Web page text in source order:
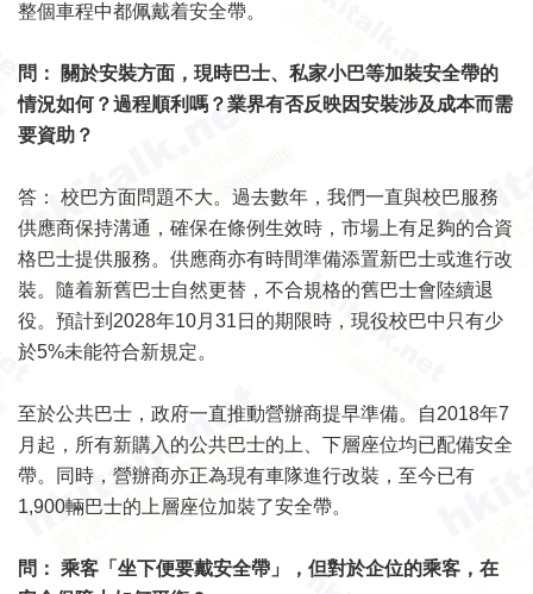
整個車程中都佩戴着安全帶。
問： 關於安裝方面，現時巴士、私家小巴等加裝安全帶的
情況如何？過程順利嗎？業界有否反映因安裝涉及成本而需
要資助？
答： 校巴方面問題不大。過去數年，我們一直與校巴服務
供應商保持溝通，確保在條例生效時，市場上有足夠的合資
格巴士提供服務。供應商亦有時間準備添置新巴士或進行改
裝。隨着新舊巴士自然更替，不合規格的舊巴士會陸續退
役。預計到2028年10月31日的期限時，現役校巴中只有少
於5%未能符合新規定。
至於公共巴士，政府一直推動營辦商提早準備。自2018年7
月起，所有新購入的公共巴士的上、下層座位均已配備安全
帶。同時，營辦商亦正為現有車隊進行改裝，至今已有
1,900輛巴士的上層座位加裝了安全帶。
問： 乘客「坐下便要戴安全帶」，但對於企位的乘客，在